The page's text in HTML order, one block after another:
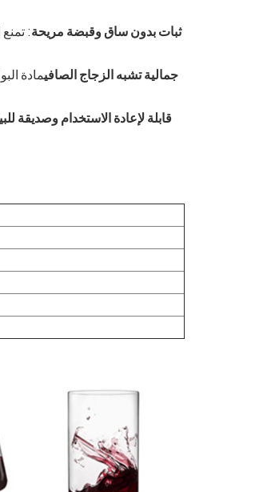
ثبات بدون ساق وقبضة مريحة:
جمالية تشبه الزجاج الصافيمادة
قابلة لإعادة الاستخدام وصديقة